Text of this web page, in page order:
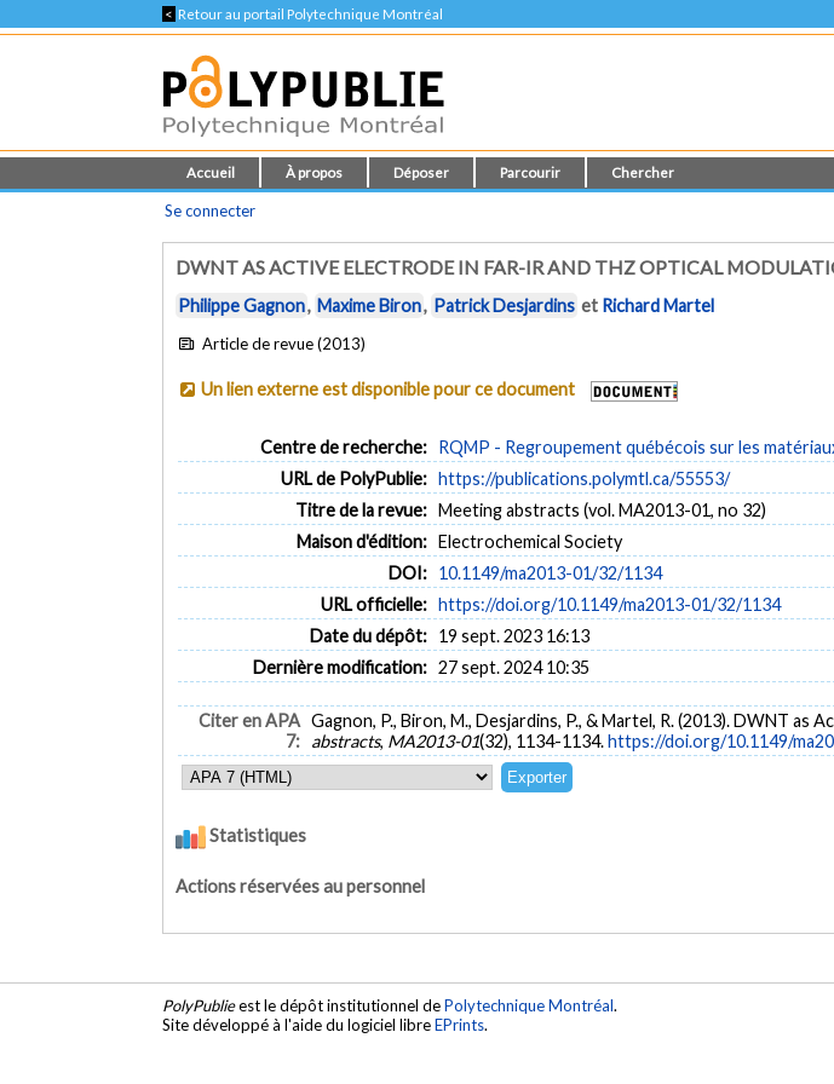
< Retour au portail Polytechnique Montréal
Accueil À propos Déposer Parcourir Chercher
Se connecter
DWNT AS ACTIVE ELECTRODE IN FAR-IR AND THZ OPTICAL
Philippe Gagnon, Maxime Biron, Patrick Desjardins et Richard Martel
Article de revue (2013)
Un lien externe est disponible pour ce document
Centre de recherche: RQMP - Regroupement québécois sur les
URL de PolyPublie: https://publications.polymtl.ca/55553/
Titre de la revue: Meeting abstracts (vol. MA2013-01, no 32)
Maison d'édition: Electrochemical Society
DOI: 10.1149/ma2013-01/32/1134
URL officielle: https://doi.org/10.1149/ma2013-01/32/1134
Date du dépôt: 19 sept. 2023 16:13
Dernière modification: 27 sept. 2024 10:35
Citer en APA
7:
Gagnon, P., Biron, M., Desjardins, P., & Martel, R. (2013). DWNT
abstracts, MA2013-01(32), 1134-1134.https://doi.org/10.1149/
Statistiques
Actions réservées au personnel
PolyPublieest le dépôt institutionnel dePolytechnique Montréal.
Site développé à l'aide du logiciel libreEPrints.